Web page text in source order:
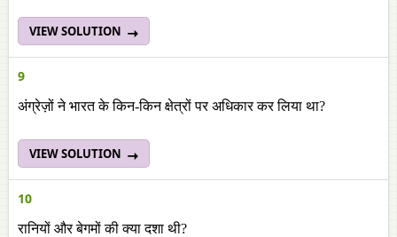
VIEW SOLUTION
9
अंग्रेज़ों ने भारत के किन-किन क्षेत्रों पर अधिकार कर लिया था?
VIEW SOLUTION
10
रानियों और बेगमों की क्या दशा थी?